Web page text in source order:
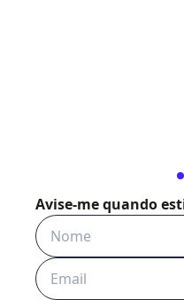
Avise-me quando